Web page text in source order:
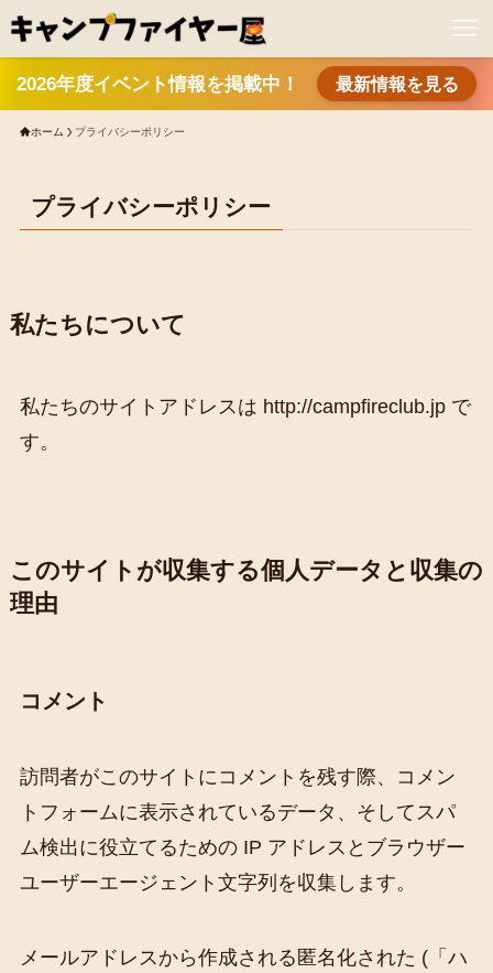
2026年度イベント情報を掲載中！ 最新情報を見る
ホーム プライバシーポリシー
プライバシーポリシー
私たちについて
私たちのサイトアドレスは http://campfireclub.jp で
す。
このサイトが収集する個人データと収集の
理由
コメント
訪問者がこのサイトにコメントを残す際、コメン
トフォームに表示されているデータ、そしてスパ
ム検出に役立てるための IP アドレスとブラウザー
ユーザーエージェント文字列を収集します。
メールアドレスから作成される匿名化された (「ハ